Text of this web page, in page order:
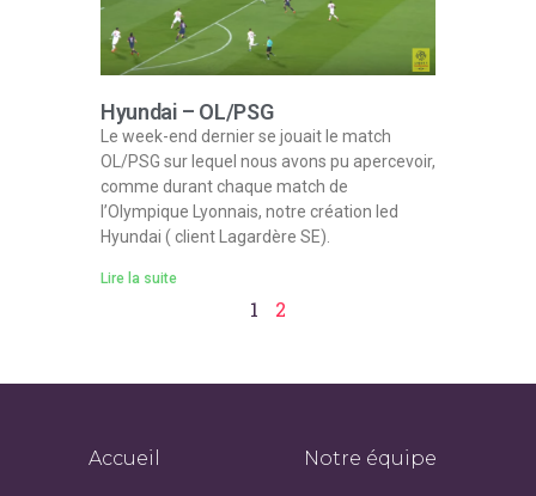
Hyundai – OL/PSG
Le week-end dernier se jouait le match
OL/PSG sur lequel nous avons pu apercevoir,
comme durant chaque match de
l’Olympique Lyonnais, notre création led
Hyundai ( client Lagardère SE).
Lire la suite
1 2
Accueil Notre équipe